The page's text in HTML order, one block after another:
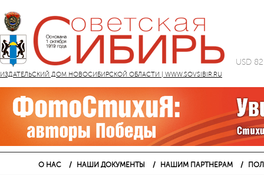
ИЗДАТЕЛЬСКИЙ ДОМ НОВОСИБИРСКОЙ ОБЛАСТИ | WWW.SOVSIBIR.RU
USD
О НАС НАШИ ДОКУМЕНТЫ НАШИМ ПАРТНЕРАМ